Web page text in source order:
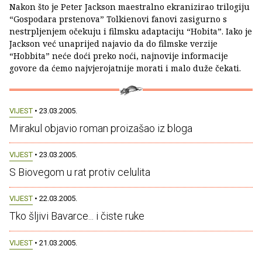
Nakon što je Peter Jackson maestralno ekranizirao trilogiju
“Gospodara prstenova” Tolkienovi fanovi zasigurno s
nestrpljenjem očekuju i filmsku adaptaciju “Hobita”. Iako je
Jackson već unaprijed najavio da do filmske verzije
“Hobbita” neće doći preko noći, najnovije informacije
govore da ćemo najvjerojatnije morati i malo duže čekati.
VIJEST • 23.03.2005.
Mirakul objavio roman proizašao iz bloga
VIJEST • 23.03.2005.
S Biovegom u rat protiv celulita
VIJEST • 22.03.2005.
Tko šljivi Bavarce... i čiste ruke
VIJEST • 21.03.2005.